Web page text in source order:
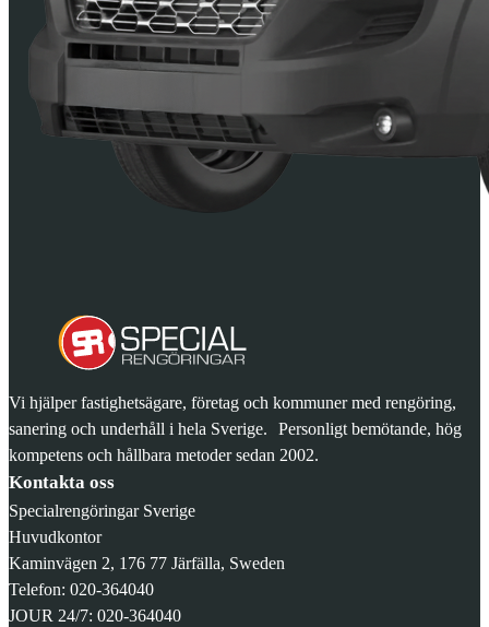
Vi hjälper fastighetsägare, företag och kommuner med rengöring,
sanering och underhåll i hela Sverige. Personligt bemötande, hög
kompetens och hållbara metoder sedan 2002.
Kontakta oss
Specialrengöringar Sverige
Huvudkontor
Kaminvägen 2, 176 77 Järfälla, Sweden
Telefon: 020-364040
JOUR 24/7: 020-364040